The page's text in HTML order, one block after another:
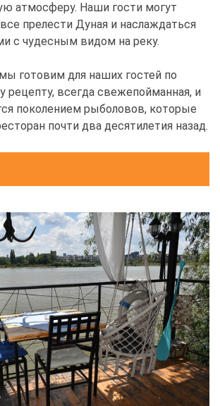
атмосферу. Наши гости могут
прелести Дуная и наслаждаться
с чудесным видом на реку.
готовим для наших гостей по
рецепту, всегда свежепойманная, и
поколением рыболовов, которые
почти два десятилетия назад.